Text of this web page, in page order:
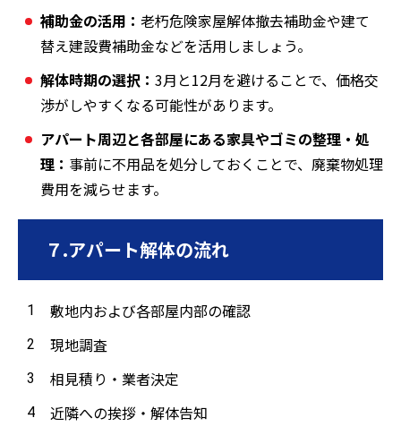
補助金の活用： 老朽危険家屋解体撤去補助金や建て
替え建設費補助金などを活用しましょう。
解体時期の選択： 3月と12月を避けることで、価格交
渉がしやすくなる可能性があります。
アパート周辺と各部屋にある家具やゴミの整理・処
理： 事前に不用品を処分しておくことで、廃棄物処理
費用を減らせます。
７.アパート解体の流れ
敷地内および各部屋内部の確認
現地調査
相見積り・業者決定
近隣への挨拶・解体告知